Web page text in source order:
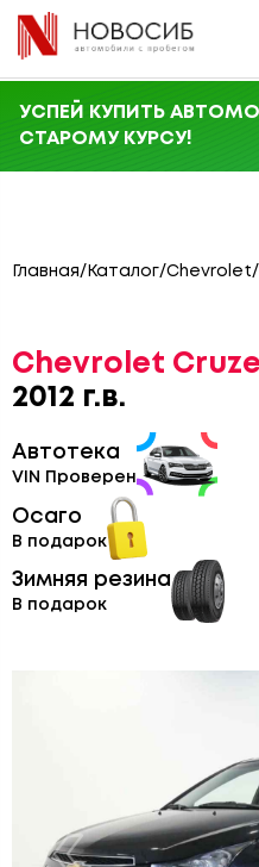
УСПЕЙ КУПИТЬ
СТАРОМУ КУРСУ!
Главная/ Каталог/Chevrolet/
Chevrolet
2012 г.в.
Автотека
VIN Проверен
Осаго
В подарок
Зимняя резина
В подарок